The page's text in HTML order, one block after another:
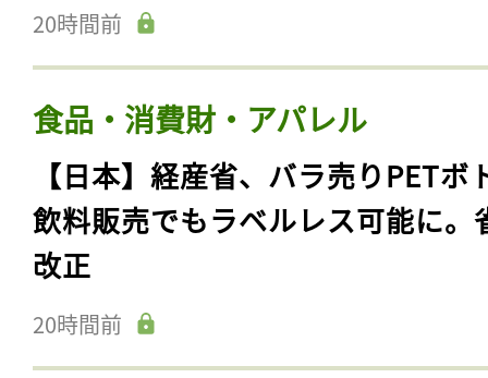
20時間前
食品・消費財・アパレル
【日本】経産省、バラ売りPETボ
飲料販売でもラベルレス可能に。
改正
20時間前